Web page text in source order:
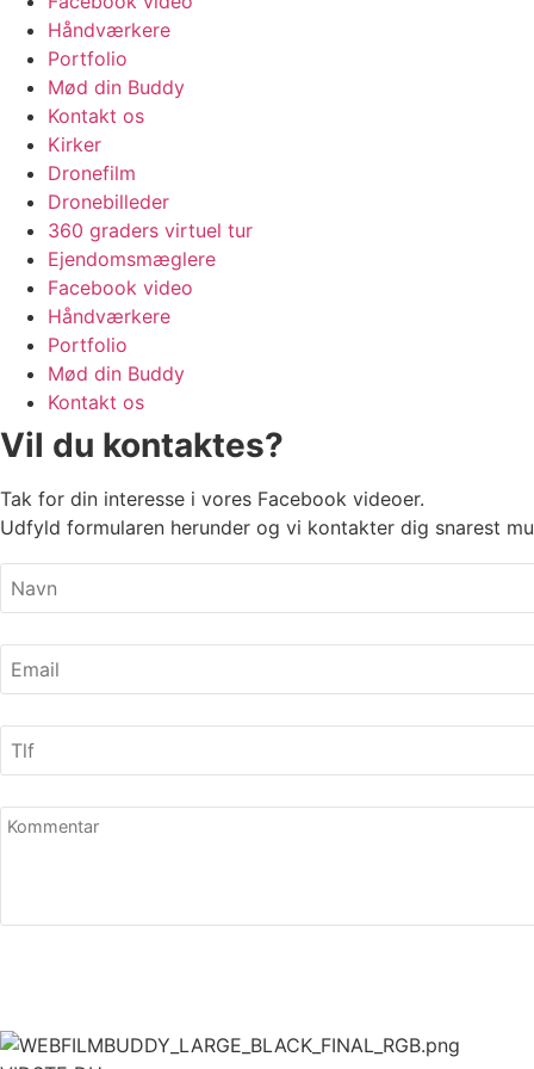
Håndværkere
Portfolio
Mød din Buddy
Kontakt os
Kirker
Dronefilm
Dronebilleder
360 graders virtuel tur
Ejendomsmæglere
Facebook video
Håndværkere
Portfolio
Mød din Buddy
Kontakt os
Vil du kontaktes?
Tak for din interesse i vores Facebook videoer.
Udfyld formularen herunder og vi kontakter dig snarest